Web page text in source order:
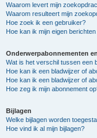
Waarom levert mijn
Waarom resulteert mijn
Hoe zoek ik een gebruiker?
Hoe kan ik mijn eigen
Onderwerpabonnementen
Wat is het verschil tussen een
Hoe kan ik een bladwijzer of
Hoe kan ik een bladwijzer of
Hoe zeg ik mijn abonnement
Bijlagen
Welke bijlagen worden
Hoe vind ik al mijn bijlagen?